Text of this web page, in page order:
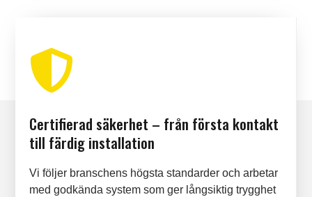

Certifierad säkerhet – från första kontakt
till färdig installation
Vi följer branschens högsta standarder och arbetar
med godkända system som ger långsiktig trygghet